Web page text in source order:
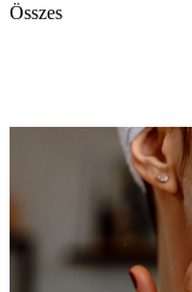
Összes